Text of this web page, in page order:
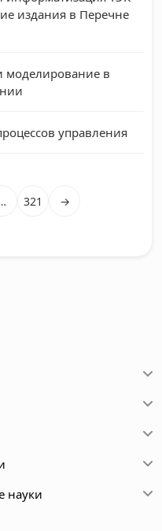
издания в Перечне
моделирование в
управления
321 →
науки